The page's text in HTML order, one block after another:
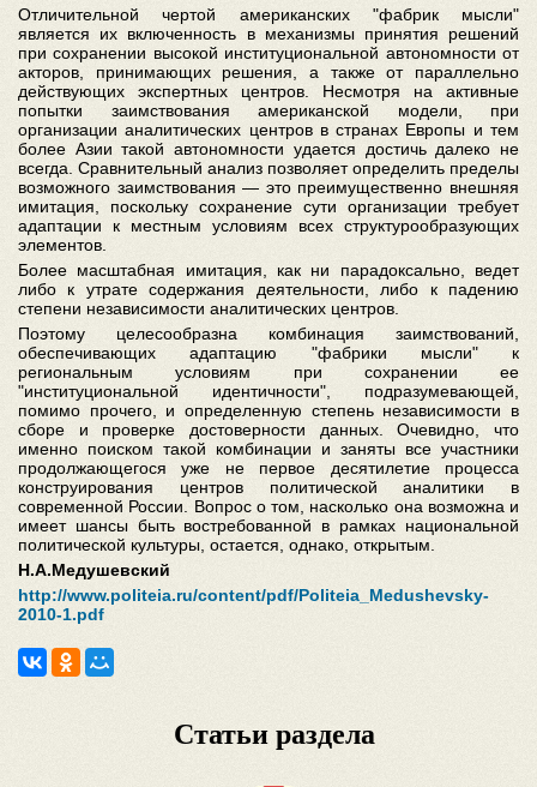
Отличительной чертой американских "фабрик мысли"
является их включенность в механизмы принятия решений
при сохранении высокой институциональной автономности от
акторов, принимающих решения, а также от параллельно
действующих экспертных центров. Несмотря на активные
попытки заимствования американской модели, при
организации аналитических центров в странах Европы и тем
более Азии такой автономности удается достичь далеко не
всегда. Сравнительный анализ позволяет определить пределы
возможного заимствования — это преимущественно внешняя
имитация, поскольку сохранение сути организации требует
адаптации к местным условиям всех структурообразующих
элементов.
Более масштабная имитация, как ни парадоксально, ведет
либо к утрате содержания деятельности, либо к падению
степени независимости аналитических центров.
Поэтому целесообразна комбинация заимствований,
обеспечивающих адаптацию "фабрики мысли" к
региональным условиям при сохранении ее
"институциональной идентичности", подразумевающей,
помимо прочего, и определенную степень независимости в
сборе и проверке достоверности данных. Очевидно, что
именно поиском такой комбинации и заняты все участники
продолжающегося уже не первое десятилетие процесса
конструирования центров политической аналитики в
современной России. Вопрос о том, насколько она возможна и
имеет шансы быть востребованной в рамках национальной
политической культуры, остается, однако, открытым.
Н.А.Медушевский
http://www.politeia.ru/content/pdf/Politeia_Medushevsky-
2010-1.pdf
Статьи раздела